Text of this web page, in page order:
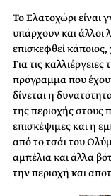
Το Ελατοχώρι είναι
υπάρχουν και άλλοι
επισκεφθεί
Για τις
πρόγραμμα που
δίνεται η
της περιοχής στους
επισκέψιμες και η
από το τσάι του
αμπέλια και άλλα
την περιοχή και